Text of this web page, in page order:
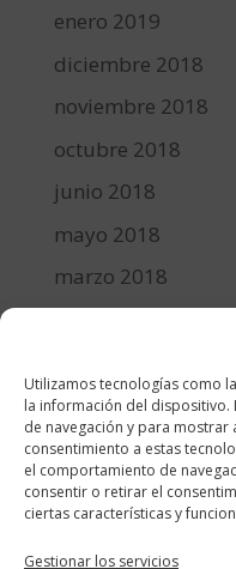
Utilizamos tecnologías como
la información del dispositivo.
de navegación y para mostrar
consentimiento a estas
el comportamiento de
consentir o retirar el
ciertas características y
Gestionar los servicios
enero 2019
diciembre 2018
noviembre 2018
octubre 2018
junio 2018
mayo 2018
marzo 2018
diciembre 2017
Categorías
cocina y recetas
general